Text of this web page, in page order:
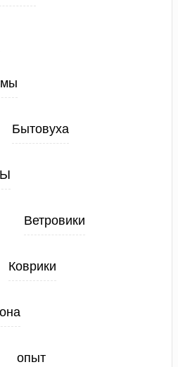
Бытовуха
Ветровики
Коврики
опыт